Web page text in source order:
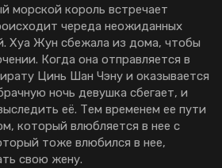
Тайванськие
Филиппинские
Вьетнам
Гонконг
Индонезия
Малайзия
морской король встречает
череда неожиданных
Хуа Жун сбежала из дома, чтобы
Когда она отправляется в
Цинь Шан Чэну и оказывается
ночь девушка сбегает, и
её. Тем временем ее пути
который влюбляется в нее с
тоже влюбился в нее,
свою жену.